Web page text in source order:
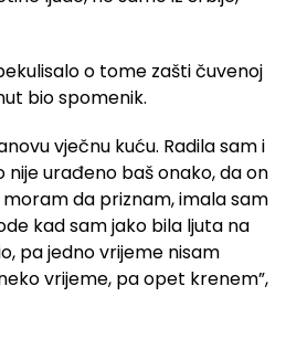
o tome zašti čuvenoj
bio spomenik.
vječnu kuću. Radila sam i
nije urađeno baš onako, da on
da priznam, imala sam
kad sam jako bila ljuta na
pa jedno vrijeme nisam
vrijeme, pa opet krenem”,